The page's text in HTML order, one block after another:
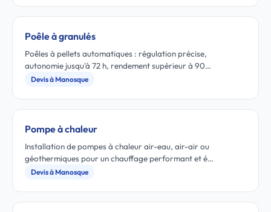
Poêle à granulés
Poêles à pellets automatiques : régulation précise,
autonomie jusqu'à 72 h, rendement supérieur à 90…
Devis à Manosque
Pompe à chaleur
Installation de pompes à chaleur air-eau, air-air ou
géothermiques pour un chauffage performant et é…
Devis à Manosque